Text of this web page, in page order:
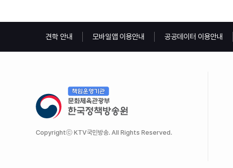
견학 안내 모바일앱 이용안내 공공데이터 이용안내
Copyrightⓒ KTV국민방송. All Rights Reserved.